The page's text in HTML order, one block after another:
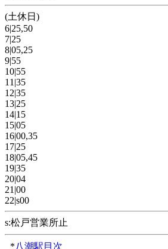
(土休日)
6|25,50
7|25
8|05,25
9|55
10|55
11|35
12|35
13|25
14|15
15|05
16|00,35
17|25
18|05,45
19|35
20|04
21|00
22|s00
s:松戸営業所止
*八潮駅目次